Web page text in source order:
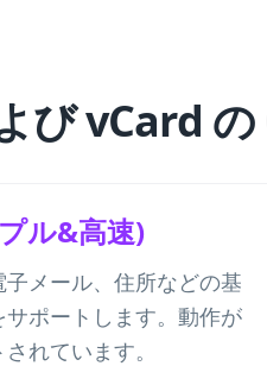
び vCard の
ル&高速)
メール、住所などの基
ポートします。動作が
れています。